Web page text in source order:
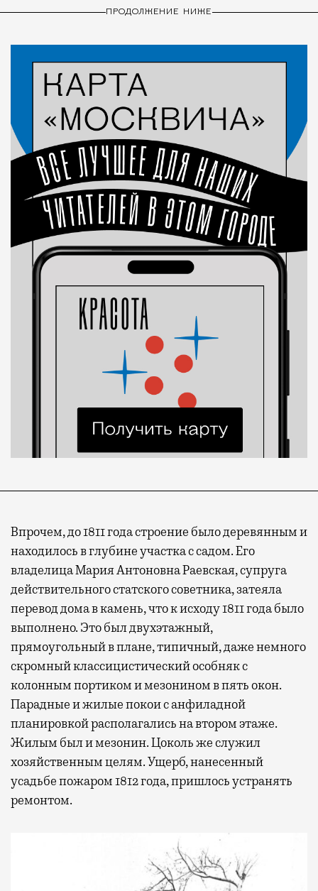
ПРОДОЛЖЕНИЕ НИЖЕ
Впрочем, до 1811 года строение было деревянным и
находилось в глубине участка с садом. Его
владелица Мария Антоновна Раевская, супруга
действительного статского советника, затеяла
перевод дома в камень, что к исходу 1811 года было
выполнено. Это был двухэтажный,
прямоугольный в плане, типичный, даже немного
скромный классицистический особняк с
колонным портиком и мезонином в пять окон.
Парадные и жилые покои с анфиладной
планировкой располагались на втором этаже.
Жилым был и мезонин. Цоколь же служил
хозяйственным целям. Ущерб, нанесенный
усадьбе пожаром 1812 года, пришлось устранять
ремонтом.